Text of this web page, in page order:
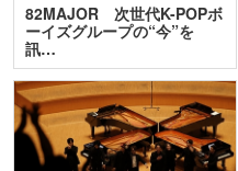
82MAJOR 次世代K-POPボ
ーイズグループの“今”を
訊…